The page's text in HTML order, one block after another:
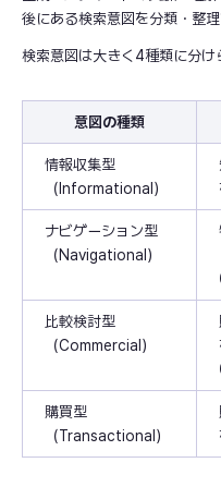
後にある検索意図を分類・整
検索意図は大きく4種類に分け
意図の種類
情報収集型
（Informational）
ナビゲーション型
（Navigational）
比較検討型
（Commercial）
購買型
（Transactional）